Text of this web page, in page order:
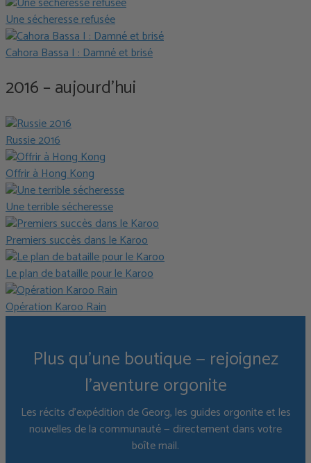
Une sécheresse refusée
Cahora Bassa I : Damné et brisé
2016 – aujourd'hui
Russie 2016
Offrir à Hong Kong
Une terrible sécheresse
Premiers succès dans le Karoo
Le plan de bataille pour le Karoo
Opération Karoo Rain
Plus qu'une boutique — rejoignez
l'aventure orgonite
Les récits d'expédition de Georg, les guides orgonite et les
nouvelles de la communauté — directement dans votre
boîte mail.